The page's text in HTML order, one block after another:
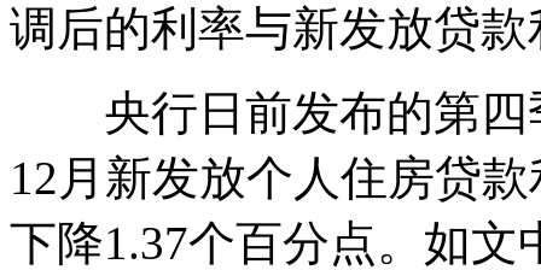
调后的利率与新发放贷
央行日前发布的第四
12月新发放个人住房贷
下降1.37个百分点。如